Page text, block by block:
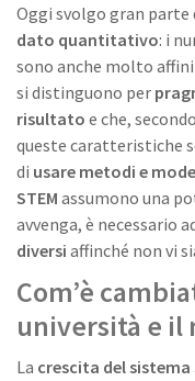
Oggi svolgo gran
dato quantitativo: i
sono anche molto
si distinguono per
risultato e che,
queste caratteristiche
di usare metodi e
STEM assumono una
avvenga, è necessario
diversi affinché non vi
Com’è
università e il
La crescita del